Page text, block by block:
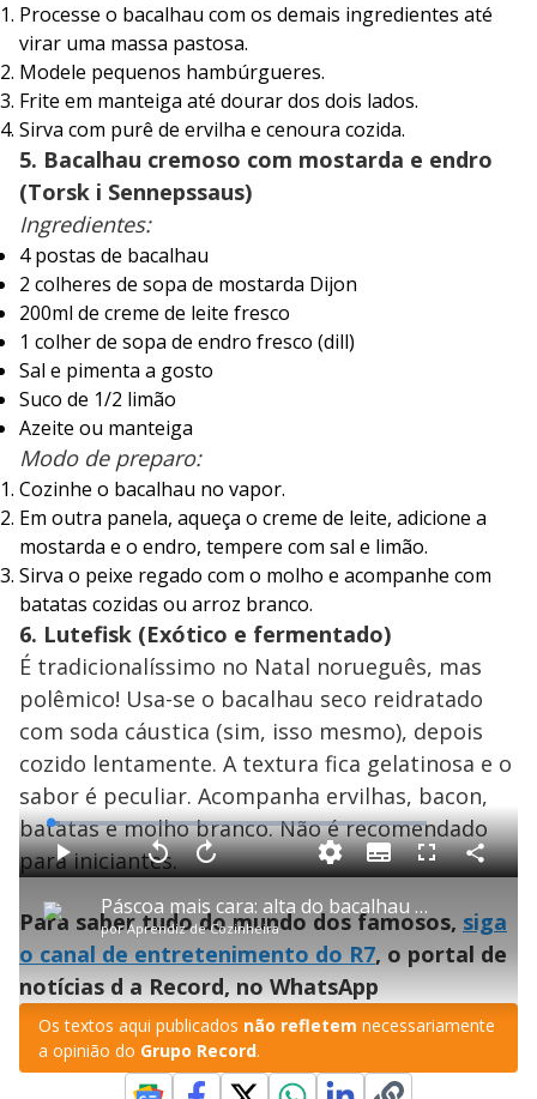
Processe o bacalhau com os demais ingredientes até
virar uma massa pastosa.
Modele pequenos hambúrgueres.
Frite em manteiga até dourar dos dois lados.
Sirva com purê de ervilha e cenoura cozida.
5. Bacalhau cremoso com mostarda e endro
(Torsk i Sennepssaus)
Ingredientes:
4 postas de bacalhau
2 colheres de sopa de mostarda Dijon
200ml de creme de leite fresco
1 colher de sopa de endro fresco (dill)
Sal e pimenta a gosto
Suco de 1/2 limão
Azeite ou manteiga
Modo de preparo:
Cozinhe o bacalhau no vapor.
Em outra panela, aqueça o creme de leite, adicione a
mostarda e o endro, tempere com sal e limão.
Sirva o peixe regado com o molho e acompanhe com
batatas cozidas ou arroz branco.
6. Lutefisk (Exótico e fermentado)
É tradicionalíssimo no Natal norueguês, mas
polêmico! Usa-se o bacalhau seco reidratado
com soda cáustica (sim, isso mesmo), depois
cozido lentamente. A textura fica gelatinosa e o
sabor é peculiar. Acompanha ervilhas, bacon,
batatas e molho branco. Não é recomendado
para iniciantes.
P
l
a
Páscoa mais cara: alta do bacalhau e ovos de chocolate exige criatividade do consumidor
porAprendiz de Cozinheira
P V
t
a
r
1
0
s
e
g
u
d
s
A
n
ç
a
1
0
s
e
g
n
o
L
o
a
d
e
:
2
.
4
4
%
S
u
b
i
t
l
F
s
c
e
C
o
a
r
r
Para saber tudo do mundo dos famosos, siga
o canal de entretenimento do R7, o portal de
notícias d a Record, no WhatsApp
Os textos aqui publicados não refletem necessariamente
a opinião do Grupo Record.